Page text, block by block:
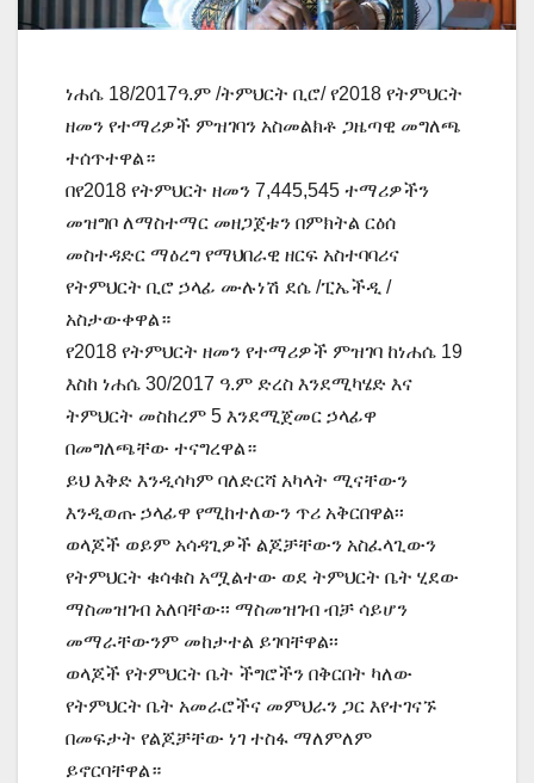
ነሐሴ 18/2017ዓ.ም /ትምህርት ቢሮ/ የ2018 የትምህርት
ዘመን የተማሪዎች ምዝገባን አስመልክቶ ጋዜጣዊ መግለጫ
ተሰጥተዋል።
በየ2018 የትምህርት ዘመን 7,445,545 ተማሪዎችን
መዝግቦ ለማስተማር መዘጋጀቱን በምክትል ርዕሰ
መስተዳድር ማዕረግ የማህበራዊ ዘርፍ አስተባባሪና
የትምህርት ቢሮ ኃላፊ ሙሉነሽ ደሴ /ፒኤችዲ /
አስታውቀዋል።
የ2018 የትምህርት ዘመን የተማሪዎች ምዝገባ ከነሐሴ 19
እስከ ነሐሴ 30/2017 ዓ.ም ድረስ እንደሚካሄድ እና
ትምህርት መስከረም 5 እንደሚጀመር ኃላፊዋ
በመግለጫቸው ተናግረዋል።
ይህ እቅድ እንዲሳካም ባለድርሻ አካላት ሚናቸውን
እንዲወጡ ኃላፊዋ የሚከተለውን ጥሪ አቅርበዋል፡፡
ወላጆች ወይም አሳዳጊዎች ልጆቻቸውን አስፈላጊውን
የትምህርት ቁሳቁስ አሟልተው ወደ ትምህርት ቤት ሂደው
ማስመዝገብ አለባቸው፡፡ ማስመዝገብ ብቻ ሳይሆን
መማራቸውንም መከታተል ይገባቸዋል፡፡
ወላጆች የትምህርት ቤት ችግሮችን በቅርበት ካለው
የትምህርት ቤት አመራሮችና መምህራን ጋር እየተገናኙ
በመፍታት የልጆቻቸው ነገ ተስፋ ማለምለም
ይኖርባቸዋል።